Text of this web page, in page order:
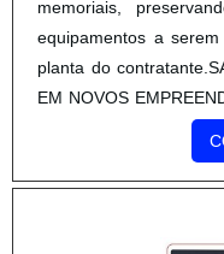
memoriais,
equipamentos a
planta do
EM NOVOS
ser aplicado tanto a
unidades e sistemas
modernização ou.